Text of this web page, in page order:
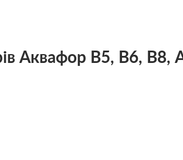
Аквафор В5, В6, В8,